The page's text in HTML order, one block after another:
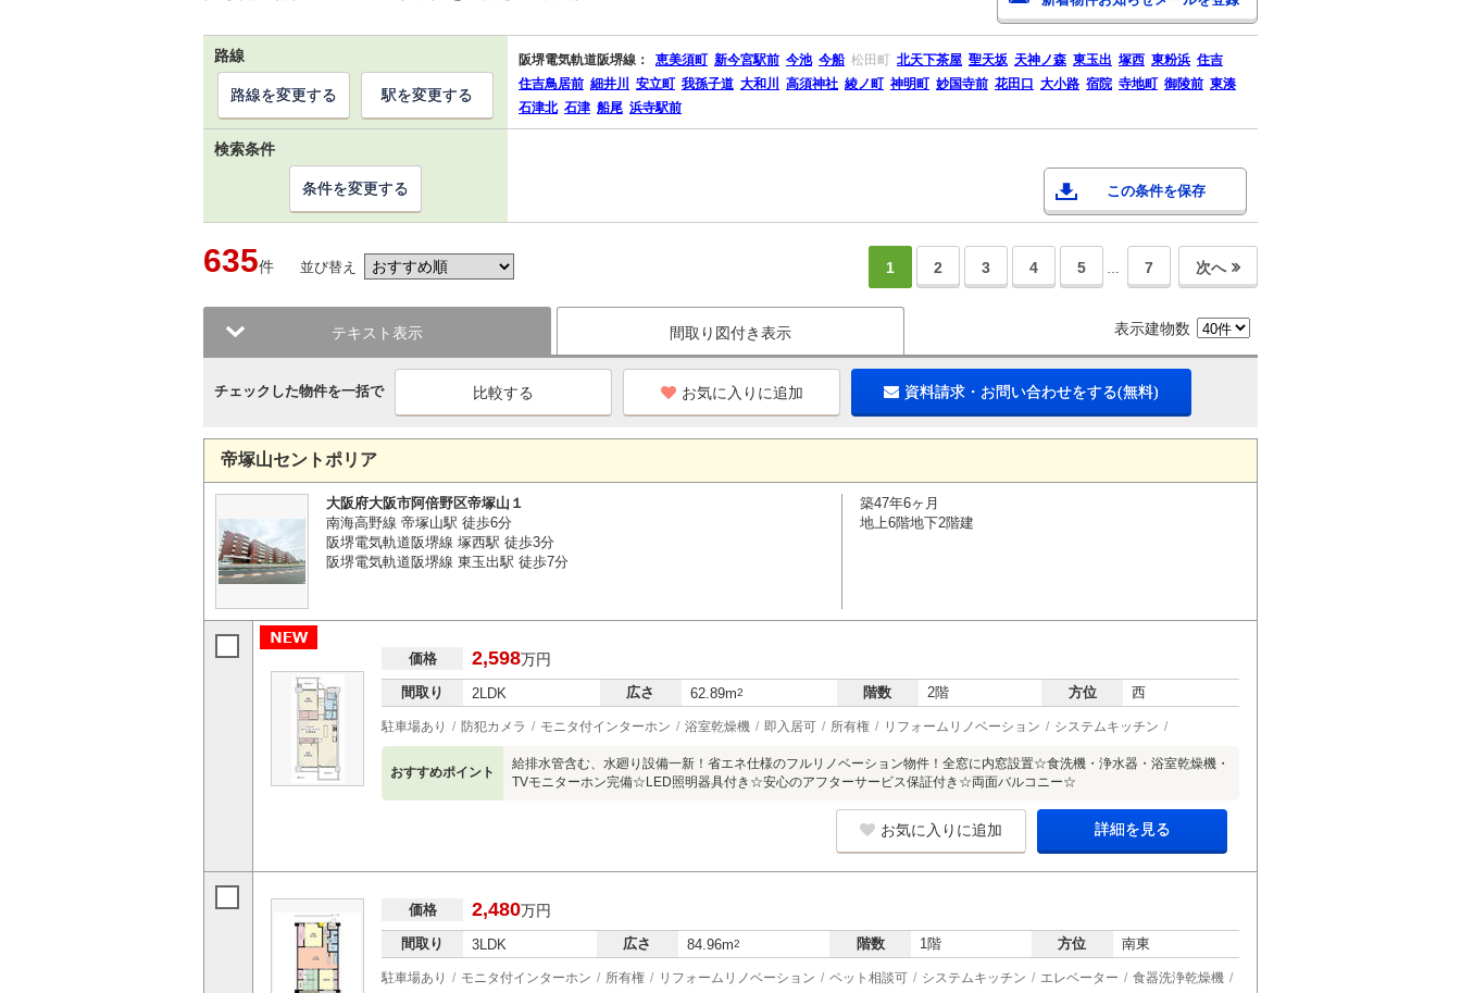
路線 阪堺電気軌道阪堺線： 恵美須町 新今宮駅前 今池 今船 松田町 北天下茶屋 聖天坂 天神ノ森 東玉出 塚西 東粉浜 住吉
住吉鳥居前 細井川 安立町 我孫子道 大和川 高須神社 綾ノ町 神明町 妙国寺前 花田口 大小路 宿院 寺地町 御陵前 東湊
石津北 石津 船尾 浜寺駅前
路線を変更する 駅を変更する
検索条件
この条件を保存
条件を変更する
635件 並び替え 1 2 3 4 5 … 7 次へ
テキスト表示 間取り図付き表示 表示建物数
チェックした物件を一括で お気に入りに追加 資料請求・お問い合わせをする(無料)
帝塚山セントポリア
大阪府大阪市阿倍野区帝塚山１
南海高野線 帝塚山駅 徒歩6分
阪堺電気軌道阪堺線 塚西駅 徒歩3分
阪堺電気軌道阪堺線 東玉出駅 徒歩7分
築47年6ヶ月
地上6階地下2階建
価格 2,598万円
間取り 2LDK 広さ 62.89m2 階数 2階 方位 西
駐車場あり 防犯カメラ モニタ付インターホン 浴室乾燥機 即入居可 所有権 リフォームリノベーション システムキッチン
おすすめポイント
給排水管含む、水廻り設備一新！省エネ仕様のフルリノベーション物件！全窓に内窓設置☆食洗機・浄水器・浴室乾燥機・
TVモニターホン完備☆LED照明器具付き☆安心のアフターサービス保証付き☆両面バルコニー☆
お気に入りに追加 詳細を見る
価格 2,480万円
間取り 3LDK 広さ 84.96m2 階数 1階 方位 南東
駐車場あり モニタ付インターホン 所有権 リフォームリノベーション ペット相談可 システムキッチン エレベーター 食器洗浄乾燥機